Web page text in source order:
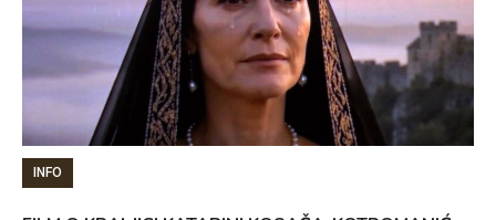
INFO